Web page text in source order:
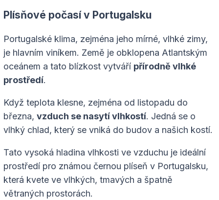
Plísňové počasí v Portugalsku
Portugalské klima, zejména jeho mírné, vlhké zimy,
je hlavním viníkem. Země je obklopena Atlantským
oceánem a tato blízkost vytváří přírodně vlhké
prostředí.
Když teplota klesne, zejména od listopadu do
března, vzduch se nasytí vlhkostí. Jedná se o
vlhký chlad, který se vniká do budov a našich kostí.
Tato vysoká hladina vlhkosti ve vzduchu je ideální
prostředí pro známou černou plíseň v Portugalsku,
která kvete ve vlhkých, tmavých a špatně
větraných prostorách.